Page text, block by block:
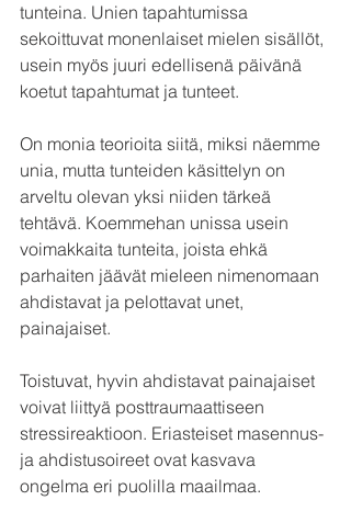
tunteina. Unien tapahtumissa
sekoittuvat monenlaiset mielen sisällöt,
usein myös juuri edellisenä päivänä
koetut tapahtumat ja tunteet.
On monia teorioita siitä, miksi näemme
unia, mutta tunteiden käsittelyn on
arveltu olevan yksi niiden tärkeä
tehtävä. Koemmehan unissa usein
voimakkaita tunteita, joista ehkä
parhaiten jäävät mieleen nimenomaan
ahdistavat ja pelottavat unet,
painajaiset.
Toistuvat, hyvin ahdistavat painajaiset
voivat liittyä posttraumaattiseen
stressireaktioon. Eriasteiset masennus-
ja ahdistusoireet ovat kasvava
ongelma eri puolilla maailmaa.